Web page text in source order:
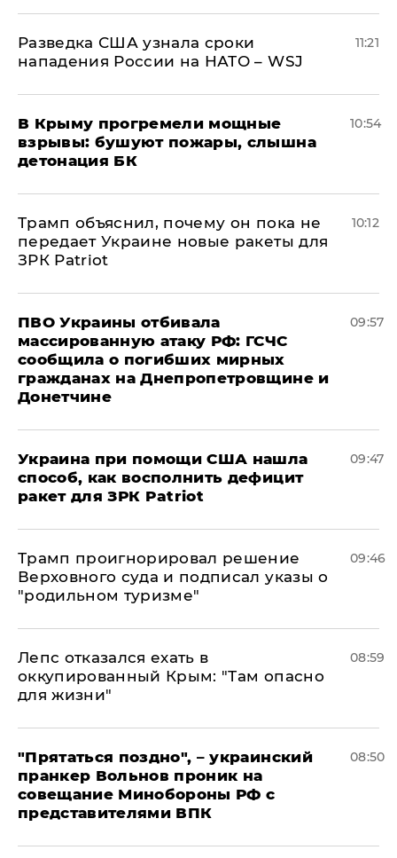
Разведка США узнала сроки
нападения России на НАТО – WSJ
11:21
В Крыму прогремели мощные
взрывы: бушуют пожары, слышна
детонация БК
10:54
Трамп объяснил, почему он пока не
передает Украине новые ракеты для
ЗРК Patriot
10:12
ПВО Украины отбивала
массированную атаку РФ: ГСЧС
сообщила о погибших мирных
гражданах на Днепропетровщине и
Донетчине
09:57
Украина при помощи США нашла
способ, как восполнить дефицит
ракет для ЗРК Patriot
09:47
Трамп проигнорировал решение
Верховного суда и подписал указы о
"родильном туризме"
09:46
Лепс отказался ехать в
оккупированный Крым: "Там опасно
для жизни"
08:59
"Прятаться поздно", – украинский
пранкер Вольнов проник на
совещание Минобороны РФ с
представителями ВПК
08:50